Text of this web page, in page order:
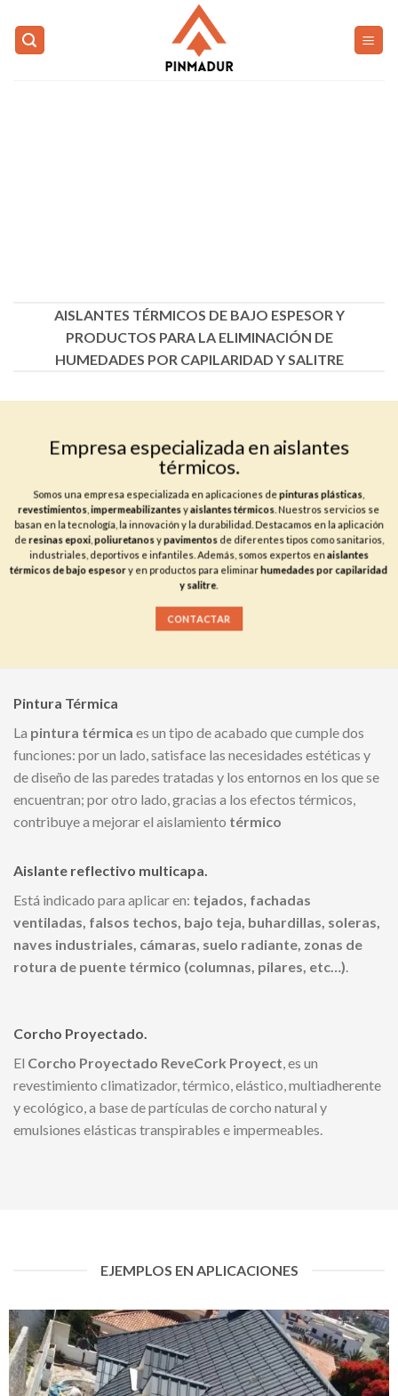
contenido
AISLANTES TÉRMICOS DE BAJO ESPESOR Y
PRODUCTOS PARA LA ELIMINACIÓN DE
HUMEDADES POR CAPILARIDAD Y SALITRE
Empresa especializada en aislantes
térmicos.
Somos una empresa especializada en aplicaciones depinturas plásticas
revestimientos ,impermeabilizantesyaislantes térmicos . Nuestros servicios se
basan en la tecnología, la innovación y la durabilidad. Destacamos en la aplicación
deresinas epoxi poliuretanosypavimentos de diferentes tipos como sanitarios,
industriales, deportivos e infantiles. Además, somos expertos enaislantes
térmicos de bajo espesory en productos para eliminarhumedadespor capilaridad
y salitre.
CONTACTAR
Pintura Térmica
La pintura térmica es un tipo de acabado que cumple dos
funciones: por un lado, satisface las necesidades estéticas y
de diseño de las paredes tratadas y los entornos en los que se
encuentran; por otro lado, gracias a los efectos térmicos,
contribuye a mejorar el aislamiento térmico
Aislante reflectivo multicapa.
Está indicado para aplicar en: tejados, fachadas
ventiladas, falsos techos, bajo teja, buhardillas, soleras,
naves industriales, cámaras, suelo radiante, zonas de
rotura de puente térmico (columnas, pilares, etc…)
Corcho Proyectado.
El Corcho Proyectado ReveCork Proyect, es un
revestimiento climatizador, térmico, elástico, multiadherente
y ecológico, a base de partículas de corcho natural y
emulsiones elásticas transpirables e impermeables.
EJEMPLOS EN APLICACIONES